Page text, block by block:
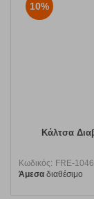
10%
Κάλτσα
Κωδικός: FRE-
Άμεσα διαθέσιμο